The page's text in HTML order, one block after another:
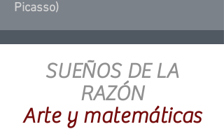
Picasso)
SUEÑOS DE LA
RAZÓN
Arte y matemáticas